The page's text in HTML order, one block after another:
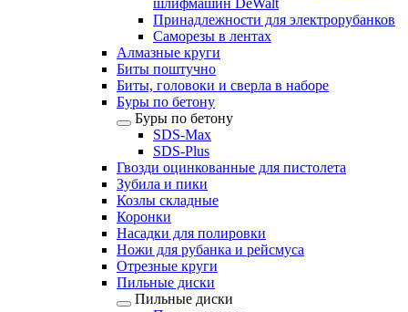
шлифмашин DeWalt
Принадлежности для электрорубанков
Саморезы в лентах
Алмазные круги
Биты поштучно
Биты, головоки и сверла в наборе
Буры по бетону
Буры по бетону
SDS-Max
SDS-Plus
Гвозди оцинкованные для пистолета
Зубила и пики
Козлы складные
Коронки
Насадки для полировки
Ножи для рубанка и рейсмуса
Отрезные круги
Пильные диски
Пильные диски